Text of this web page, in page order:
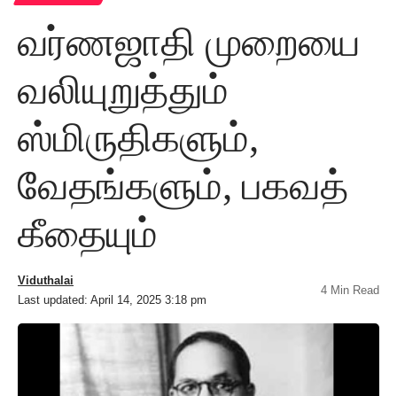
வர்ணஜாதி முறையை
வலியுறுத்தும்
ஸ்மிருதிகளும்,
வேதங்களும், பகவத்
கீதையும்
Last updated: April 14, 2025 3:18 pm
Viduthalai
4 Min Read